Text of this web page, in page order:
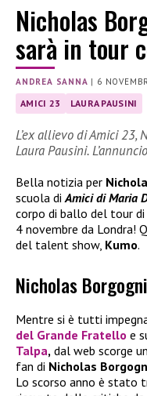
Nicholas
sarà in tour
ANDREA SANNA | 6
AMICI 23 LAURA PAUSINI
L’ex allievo di Amici 23,
Laura Pausini.
Bella notizia per
scuola diAmici di Maria
corpo di ballo del tour di
4 novembre da Londra!
del talent show, Kumo.
Nicholas
Mentre si è tutti
del Grande Fratello e
Talpa, dal web scorge
fan di Nicholas
Lo scorso anno è stato